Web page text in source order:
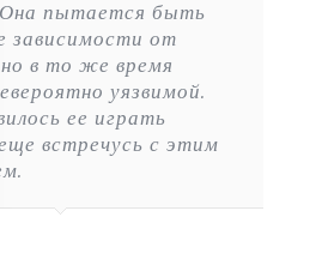
пытается быть
зависимости от
в то же время
уязвимой.
ее играть
встречусь с этим